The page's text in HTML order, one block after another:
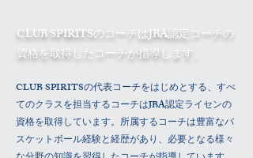
​CLUB SPIRITSのコーチはJBA認定コーチの
資格を取得したコーチが指導します。
CLUB SPIRITSの代表コーチをはじめとする、すべ
てのクラスを担当するコーチはJBA認定ライセンの
資格を取得しています。所属するコーチは豊富なバ
スケットボール経験と経歴があり、必要となる様々